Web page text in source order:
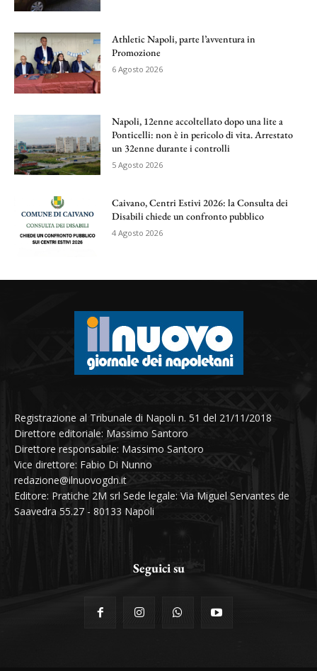
Athletic Napoli, parte l’avventura in
Promozione
6 Agosto 2026
Napoli, 12enne accoltellato dopo una lite a
Ponticelli: non è in pericolo di vita. Arrestato
un 32enne durante i controlli
5 Agosto 2026
Caivano, Centri Estivi 2026: la Consulta dei
Disabili chiede un confronto pubblico
4 Agosto 2026
Registrazione al Tribunale di Napoli n. 51 del 21/11/2018
Direttore editoriale: Massimo Santoro
Direttore responsabile: Massimo Santoro
Vice direttore: Fabio Di Nunno
redazione@ilnuovogdn.it
Editore: Pratiche 2M srl Sede legale: Via Miguel Servantes de
Saavedra 55.27 - 80133 Napoli
Seguici su